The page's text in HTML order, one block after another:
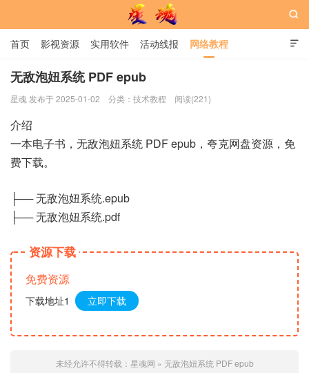

首页 影视资源 实用软件 活动线报 网络教程
用户中心 书籍 娱乐

无敌泡妞系统 PDF epub
星魂 发布于 2025-01-02 分类： 技术教程 阅读(221)
介绍
一本电子书，无敌泡妞系统 PDF epub，夸克网盘资源，免
费下载。
├── 无敌泡妞系统.epub
├── 无敌泡妞系统.pdf
资源下载
免费资源
下载地址1 立即下载
未经允许不得转载： 星魂网 » 无敌泡妞系统 PDF epub